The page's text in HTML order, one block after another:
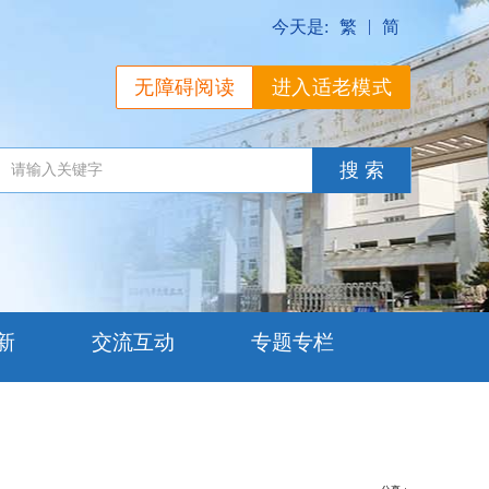
今天是: 繁 | 简
进入适老模式
无障碍阅读
交流互动 专题专栏